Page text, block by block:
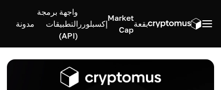
بقعة
Market
Cap
إكسبلورر
واجهة برمجة
التطبيقات
(API)
مدونة